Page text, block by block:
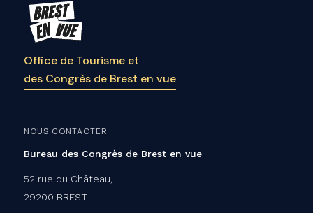
Office de Tourisme et
des Congrès de Brest en vue
NOUS CONTACTER
Bureau des Congrès de Brest en vue
52 rue du Château,
29200 BREST